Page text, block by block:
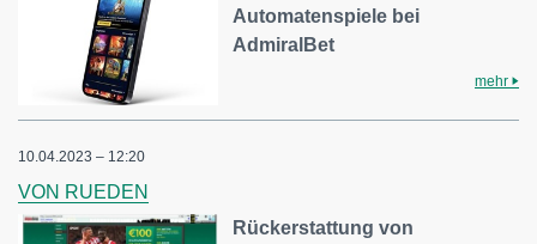
Automatenspiele bei
AdmiralBet
mehr
10.04.2023 – 12:20
VON RUEDEN
Rückerstattung von